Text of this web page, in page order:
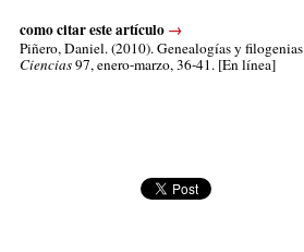
como citar este artículo →
Piñero, Daniel. (2010). Genealogías y
Ciencias97, enero-marzo, 36-41. [En línea]